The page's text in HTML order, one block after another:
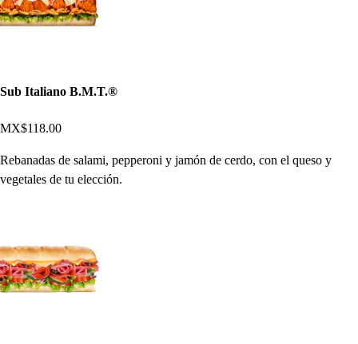
Sub Italiano B.M.T.®
MX$118.00
Rebanadas de salami, pepperoni y jamón de cerdo, con el queso y
vegetales de tu elección.